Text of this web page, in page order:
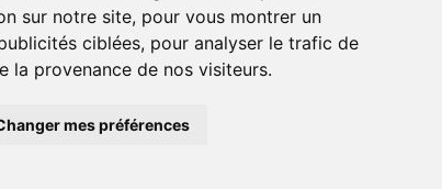
sur notre site, pour vous montrer un
ciblées, pour analyser le trafic de
la provenance de nos visiteurs.
mes préférences
Extérieures